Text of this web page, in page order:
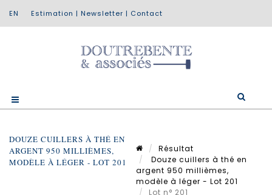
Estimation | Newsletter | Contact
DOUZE CUILLERS À THÉ EN
ARGENT 950 MILLIÈMES,
MODÈLE À LÉGER - LOT 201
Résultat
Douze cuillers à thé en
argent 950 millièmes,
modèle à léger - Lot 201
Lot n° 201